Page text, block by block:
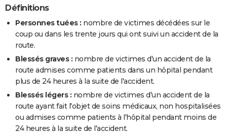
Définitions
Personnes tuées : nombre de victimes décédées sur le
coup ou dans les trente jours qui ont suivi un accident de la
route.
Blessés graves : nombre de victimes d'un accident de la
route admises comme patients dans un hôpital pendant
plus de 24 heures à la suite de l'accident.
Blessés légers : nombre de victimes d'un accident de la
route ayant fait l'objet de soins médicaux, non hospitalisées
ou admises comme patients à l'hôpital pendant moins de
24 heures à la suite de l'accident.